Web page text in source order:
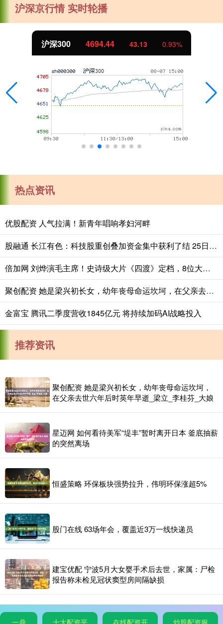
沪深京行情 实时轮播
北证50 1134.24 11.37 1.01%
热点资讯
优股配资 人气拉满！新青年唱响孝妇河畔
股融通 长江有色：科技股重创叠加资金集中获利了结 25日锌价或下跌
倍加网 刘烨演毛主席！史诗级大片《四渡》定档，8位大腕加盟，是奔着票房冠军来的
聚创配资 她是梁兴初长女，幼年丧母命运坎坷，在父亲去世六年后时英年早逝_梁立_李桂芬_大娘
金富宝 腾讯二季度营收1845亿元 将持续加码AI战略投入
推荐资讯
聚创配资 她是梁兴初长女，幼年丧母命运坎坷，
在父亲去世六年后时英年早逝_梁立_李桂芬_大娘
星迈网 如何看待美军“堤丰”暂时离开日本 釜底抽薪
的突然离场
恒盛策略 环保板块强势拉升，伟明环保涨超5%
股门在线 63场年会，覆盖近3万一线快递员
建宝优配 宁波5月大女婴手术后去世，家属：尸检
报告称未检见冠状窦型房间隔缺损